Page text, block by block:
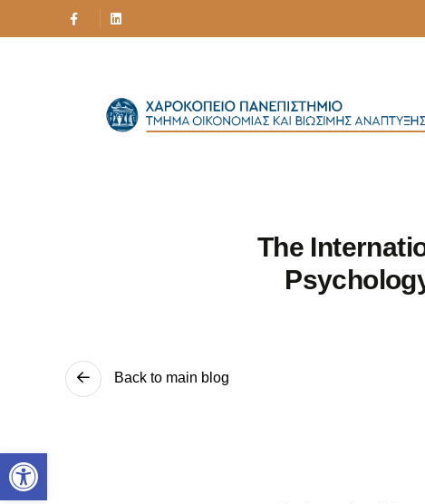
Ανοίξτε τη γραμμή εργαλείων
The
Back to main blog